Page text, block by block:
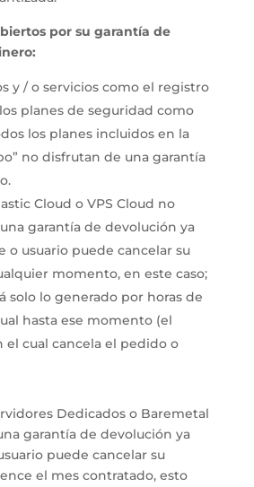
por su garantía de
y / o servicios como el registro
planes de seguridad como
los planes incluidos en la
no disfrutan de una garantía
Cloud o VPS Cloud no
garantía de devolución ya
o usuario puede cancelar su
momento, en este caso;
solo lo generado por horas de
hasta ese momento (el
cual cancela el pedido o
Dedicados o Baremetal
garantía de devolución ya
puede cancelar su
el mes contratado, esto